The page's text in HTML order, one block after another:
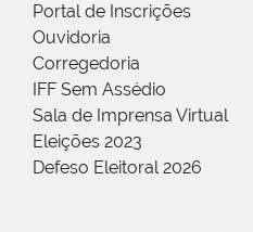
Portal de Inscrições
Ouvidoria
Corregedoria
IFF Sem Assédio
Sala de Imprensa Virtual
Eleições 2023
Defeso Eleitoral 2026